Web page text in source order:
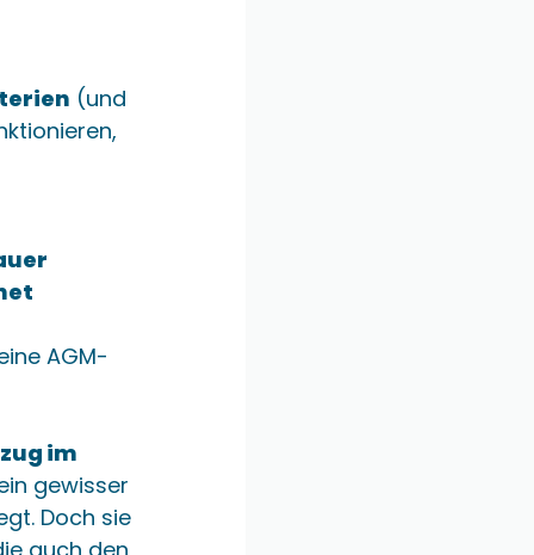
(und
AGM-
im
gewisser
Doch sie